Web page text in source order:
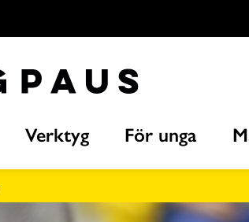
Verktyg För unga